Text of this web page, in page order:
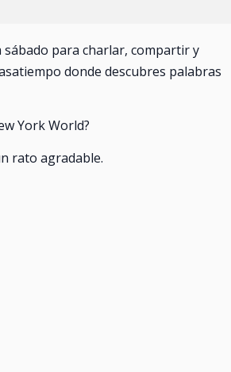
sábado para charlar, compartir y
donde descubres palabras
York World?
rato agradable.